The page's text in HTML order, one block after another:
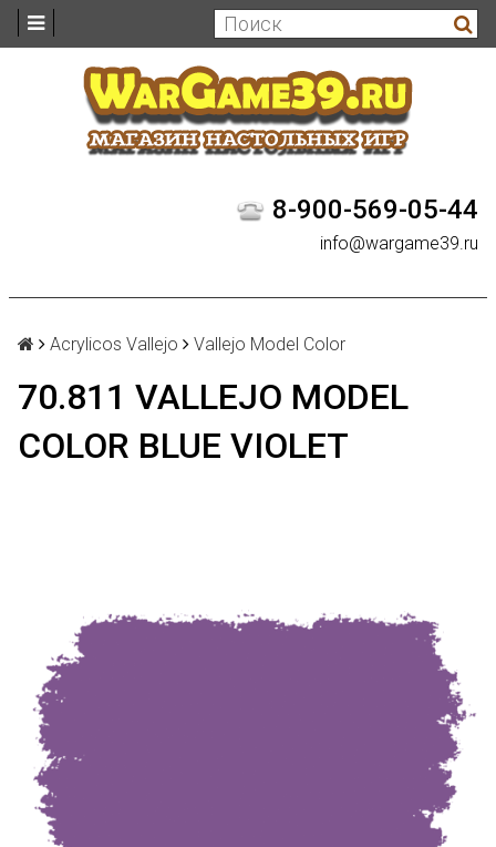
8-900-569-05-44
info@wargame39.ru
Acrylicos Vallejo Vallejo Model Color
70.811 VALLEJO MODEL
COLOR BLUE VIOLET